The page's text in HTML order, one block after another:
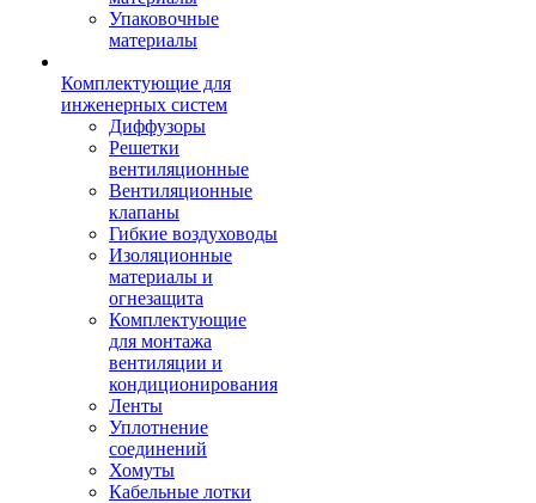
Упаковочные
материалы
Комплектующие для
инженерных систем
Диффузоры
Решетки
вентиляционные
Вентиляционные
клапаны
Гибкие воздуховоды
Изоляционные
материалы и
огнезащита
Комплектующие
для монтажа
вентиляции и
кондиционирования
Ленты
Уплотнение
соединений
Хомуты
Кабельные лотки